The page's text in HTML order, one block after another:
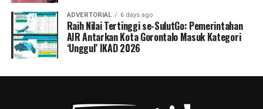
ADVERTORIAL 6 days ago
Raih Nilai Tertinggi se-SulutGo: Pemerintahan
AIR Antarkan Kota Gorontalo Masuk Kategori
‘Unggul’ IKAD 2026